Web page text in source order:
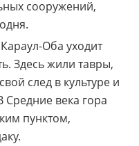
сооружений,
Оба уходит
Здесь жили тавры,
след в культуре и
Средние века гора
пунктом,